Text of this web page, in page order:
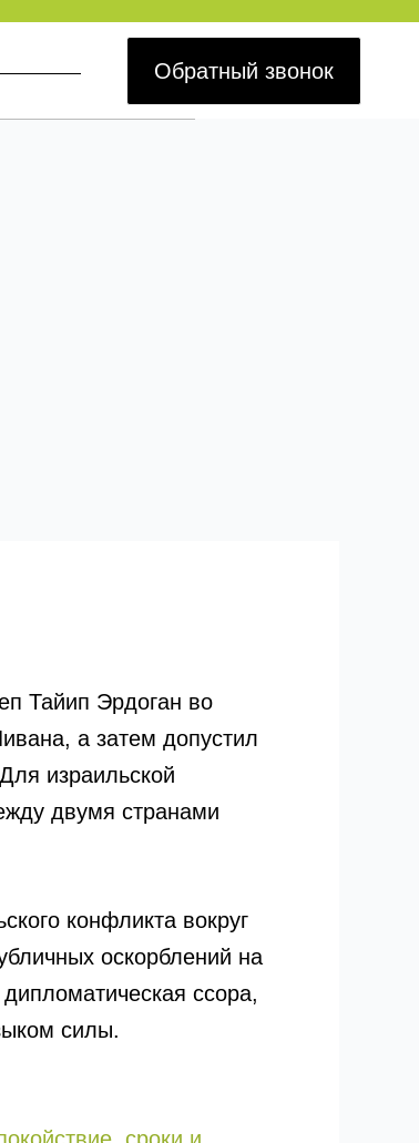
Обратный звонок
Тайип Эрдоган во
а затем допустил
израильской
двумя странами
конфликта вокруг
оскорблений на
ссора,
силы.